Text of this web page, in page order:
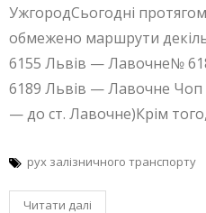
УжгородСьогодні
обмежено маршрути
6155 Львів — Лавочне№
6189 Львів — Лавочне
— до ст. Лавочне)Крім
рух залізничного транспорту
Читати далі